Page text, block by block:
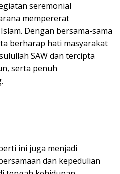
seremonial
mempererat
Dengan bersama-sama
berharap hati masyarakat
SAW dan tercipta
serta penuh
ini juga menjadi
dan kepedulian